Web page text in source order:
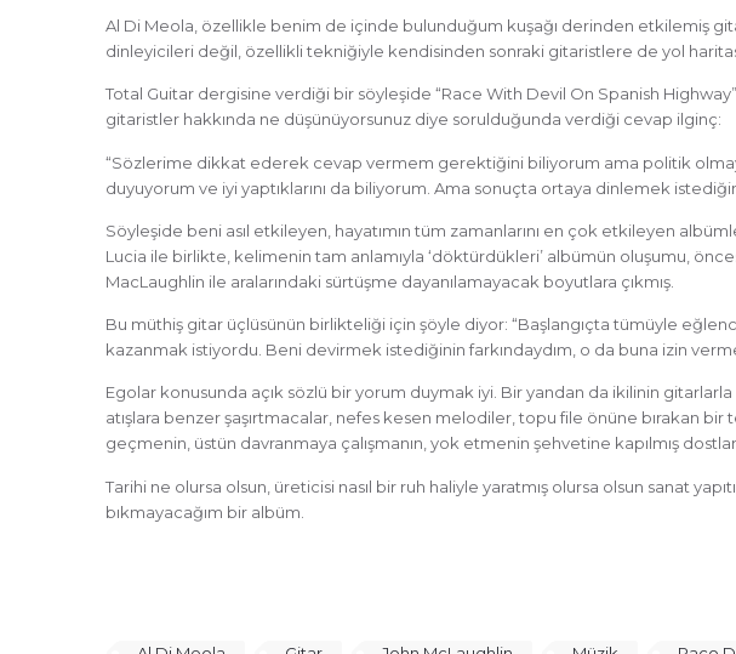
Al Di Meola, özellikle benim de içinde bulunduğum kuşağı derinden etkilemiş
dinleyicileri değil, özellikli tekniğiyle kendisinden sonraki gitaristlere de yol
Total Guitar dergisine verdiği bir söyleşide “Race With Devil On Spanish
gitaristler hakkında ne düşünüyorsunuz diye sorulduğunda verdiği cevap ilginç:
“Sözlerime dikkat ederek cevap vermem gerektiğini biliyorum ama politik
duyuyorum ve iyi yaptıklarını da biliyorum. Ama sonuçta ortaya dinlemek
Söyleşide beni asıl etkileyen, hayatımın tüm zamanlarını en çok etkileyen
Lucia ile birlikte, kelimenin tam anlamıyla ‘döktürdükleri’ albümün oluşumu,
MacLaughlin ile aralarındaki sürtüşme dayanılamayacak boyutlara çıkmış.
Bu müthiş gitar üçlüsünün birlikteliği için şöyle diyor: “Başlangıçta tümüyle
kazanmak istiyordu. Beni devirmek istediğinin farkındaydım, o da buna izin
Egolar konusunda açık sözlü bir yorum duymak iyi. Bir yandan da ikilinin
atışlara benzer şaşırtmacalar, nefes kesen melodiler, topu file önüne bırakan
geçmenin, üstün davranmaya çalışmanın, yok etmenin şehvetine kapılmış
Tarihi ne olursa olsun, üreticisi nasıl bir ruh haliyle yaratmış olursa olsun sanat
bıkmayacağım bir albüm.